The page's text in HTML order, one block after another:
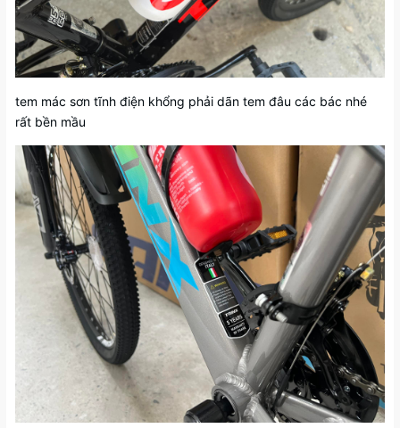
tem mác sơn tĩnh điện khổng phải dãn tem đâu các bác nhé
rất bền mầu